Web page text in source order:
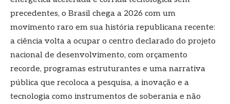
precedentes, o Brasil chega a 2026 com um
movimento raro em sua história republicana recente:
a ciência volta a ocupar o centro declarado do projeto
nacional de desenvolvimento, com orçamento
recorde, programas estruturantes e uma narrativa
pública que recoloca a pesquisa, a inovação e a
tecnologia como instrumentos de soberania e não